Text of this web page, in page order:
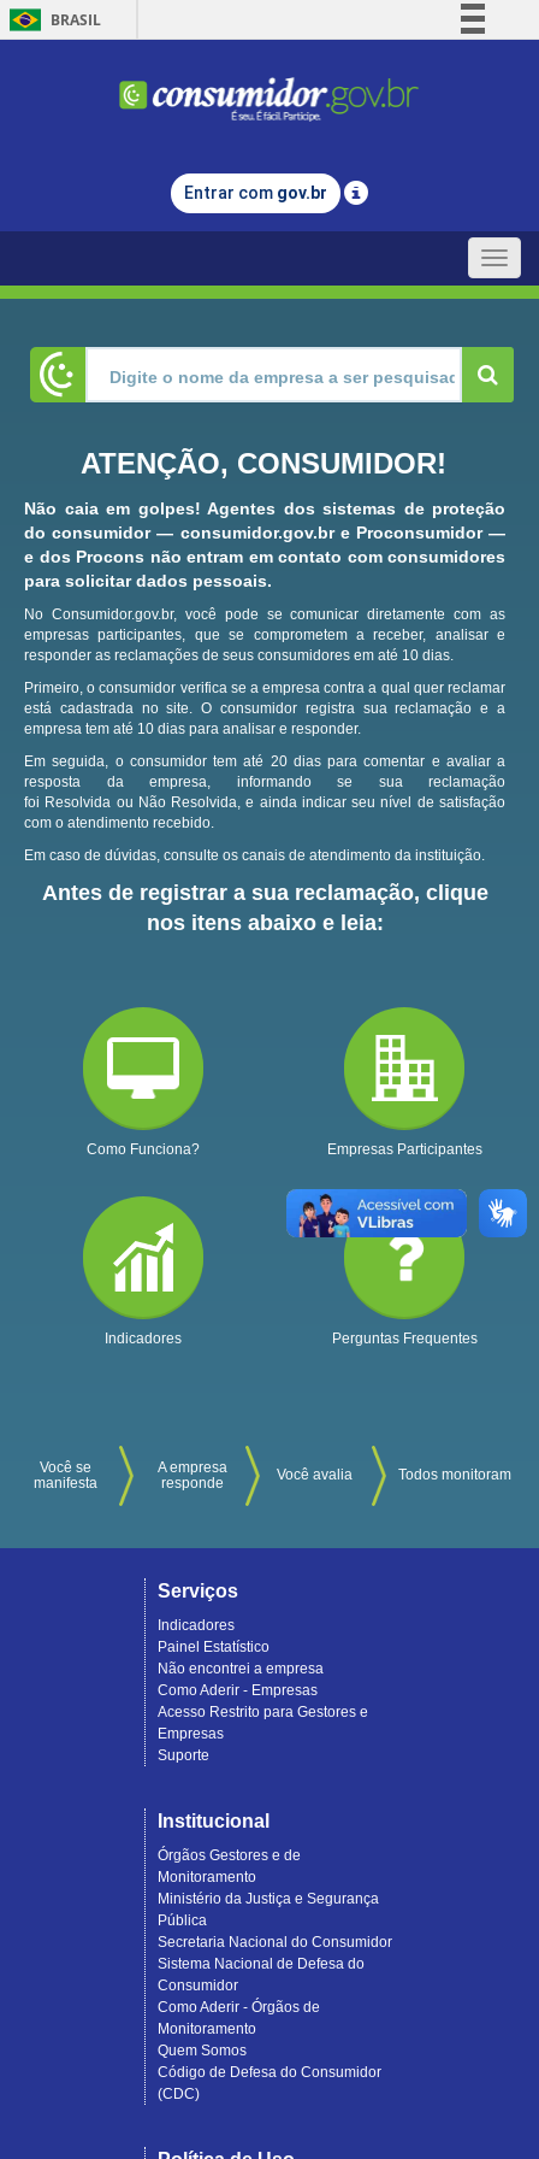
BRASIL
Comunica BR
Legislação
Entrar com gov.br
Toggle
ATENÇÃO, CONSUMIDOR!
Não caia em golpes! Agentes dos sistemas de proteção
do consumidor — consumidor.gov.br e Proconsumidor —
e dos Procons não entram em contato com consumidores
para solicitar dados pessoais.
No Consumidor.gov.br, você pode se comunicar diretamente com as
empresas participantes, que se comprometem a receber, analisar e
responder as reclamações de seus consumidores em até 10 dias.
Primeiro, o consumidor verifica se a empresa contra a qual quer reclamar
está cadastrada no site.O consumidor registra sua reclamação e a
empresa tem até 10 dias para analisar e responder.
Em seguida, o consumidor tem até 20 dias para comentar e avaliar a
resposta da empresa, informando se sua reclamação
foi Resolvida ou Não Resolvida, e ainda indicar seu nível de satisfação
com o atendimento recebido.
Em caso de dúvidas, consulte os canais de atendimento da instituição.
Antes de registrar a sua reclamação, clique
nos itens abaixo e leia:
Como Funciona? Empresas Participantes
Indicadores Perguntas Frequentes
Você se
manifesta
A empresa
responde
Você avalia Todos monitoram
Serviços
Indicadores
Painel Estatístico
Não encontrei a empresa
Como Aderir - Empresas
Acesso Restrito para Gestores e
Empresas
Suporte
Institucional
Órgãos Gestores e de
Monitoramento
Ministério da Justiça e Segurança
Pública
Secretaria Nacional do Consumidor
Sistema Nacional de Defesa do
Consumidor
Como Aderir - Órgãos de
Monitoramento
Quem Somos
Código de Defesa do Consumidor
(CDC)